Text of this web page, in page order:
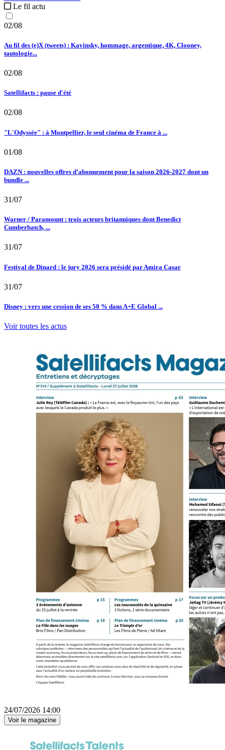
Le fil actu
02/08
Au fil des (e)X (tweets) : Kavinsky, hommage, argentique, 4K, Clooney,
tautologie...
02/08
Satellifacts : pause d'été
02/08
"L'Odyssée" : à Montpellier, le seul cinéma de France à ...
01/08
DAZN : nouvelles offres d’abonnement pour la saison 2026-2027 dont un
bundle ...
31/07
Warner / Paramount : trois acteurs britanniques dont Benedict
Cumberbatch, ...
31/07
Festival de Dinard : le jury 2026 sera présidé par Amira Casar
31/07
Disney : vers une cession de ses 50 % dans A+E Global ...
Voir toutes les actus
24/07/2026 14:00
Voir le magazine